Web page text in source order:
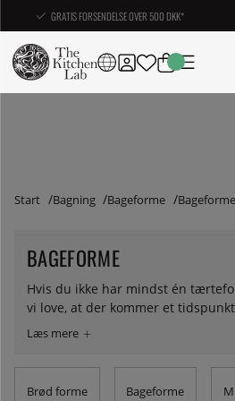
GRATIS FORSENDELSE OVER 500 DKK*
Start Bagning Bageforme Bageforme
BAGEFORME
Hvis du ikke har mindst én
vi love, at der kommer et
skynde dig ind i en hvilken som
leve med. Så gør dig selv en
nøje udvalgt tærteform hos os.
Brød forme Bageforme